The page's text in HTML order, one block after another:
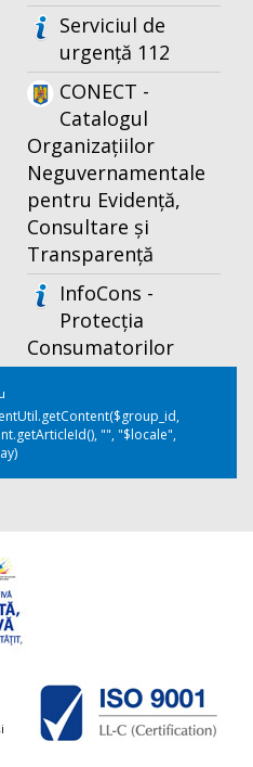
Serviciul de
urgență 112
CONECT -
Catalogul
Organizațiilor
Neguvernamentale
pentru Evidență,
Consultare și
Transparență
InfoCons -
Protecția
Consumatorilor
"", "$locale",